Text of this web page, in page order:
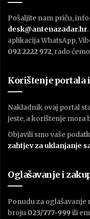
Pošaljite nam priču,
desk@antenazadar.hr
aplikacija WhatsApp,
092 2222 972, rado
Korištenje portala
Nakladnik ovaj portal
jeste, a korištenje mora
Objavili smo vaše
zahtjev za uklanjanje
Oglašavanje i
Ponudu za oglašavanje
broju 023/777-999 ili